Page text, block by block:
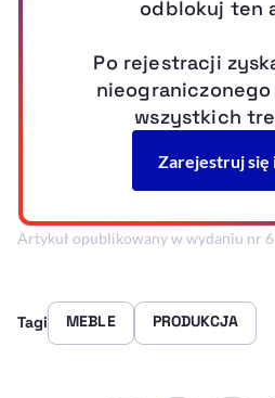
Artykuł opublikowany w wydaniu nr 6
Tagi MEBLE PRODUKCJA